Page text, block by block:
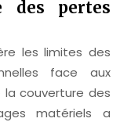
des pertes
les limites des
face aux
la couverture des
matériels a